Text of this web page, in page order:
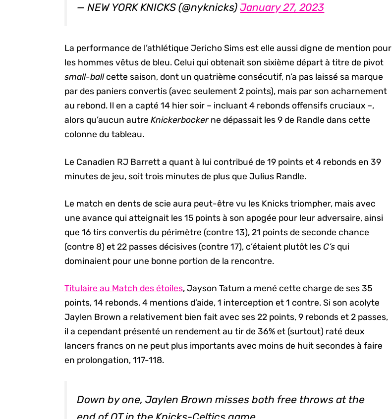
— NEW YORK KNICKS (@nyknicks)January 27, 2023
La performance de l’athlétique Jericho Sims est elle aussi digne de mention pour
les hommes vêtus de bleu. Celui qui obtenait son sixième départ à titre de pivot
small-ballcette saison, dont un quatrième consécutif, n’a pas laissé sa marque
par des paniers convertis (avec seulement 2 points), mais par son acharnement
au rebond. Il en a capté 14 hier soir – incluant 4 rebonds offensifs cruciaux –,
alors qu’aucun autreKnickerbocker ne dépassait les 9 de Randle dans cette
colonne du tableau.
Le Canadien RJ Barrett a quant à lui contribué de 19 points et 4 rebonds en 39
minutes de jeu, soit trois minutes de plus que Julius Randle.
Le match en dents de scie aura peut-être vu les Knicks triompher, mais avec
une avance qui atteignait les 15 points à son apogée pour leur adversaire, ainsi
que 16 tirs convertis du périmètre (contre 13), 21 points de seconde chance
(contre 8) et 22 passes décisives (contre 17), c’étaient plutôt lesC’s qui
dominaient pour une bonne portion de la rencontre.
Titulaire au Match des étoiles, Jayson Tatum a mené cette charge de ses 35
points, 14 rebonds, 4 mentions d’aide, 1 interception et 1 contre. Si son acolyte
Jaylen Brown a relativement bien fait avec ses 22 points, 9 rebonds et 2 passes,
il a cependant présenté un rendement au tir de 36% et (surtout) raté deux
lancers francs on ne peut plus importants avec moins de huit secondes à faire
en prolongation, 117-118.
Down by one, Jaylen Brown misses both free throws at the